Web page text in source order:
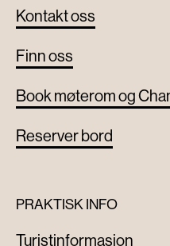
Kontakt oss
Finn oss
Book møterom og
Reserver bord
PRAKTISK INFO
Turistinformasjon